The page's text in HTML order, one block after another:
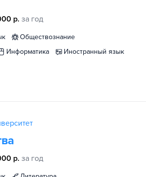
р. за год
обществознание
информатика иностранный язык
р. за год